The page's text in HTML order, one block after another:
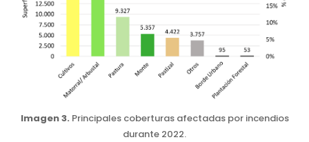
Imagen 3. Principales coberturas afectadas por incendios
durante 2022.